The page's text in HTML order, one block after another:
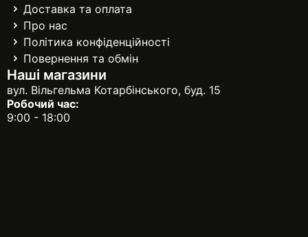
Доставка та оплата
Про нас
Політика конфіденційності
Повернення та обмін
Наші магазини
вул. Вільгельма Котарбінського, буд. 15
Робочий час:
9:00 - 18:00